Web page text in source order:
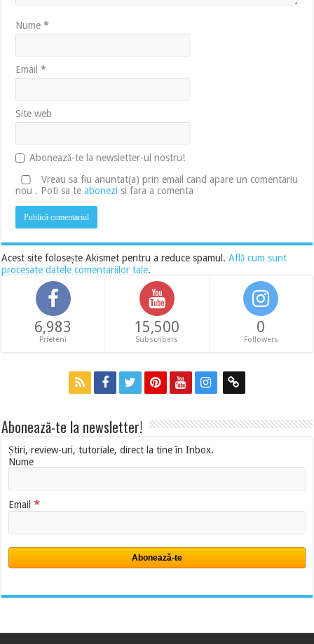
Nume*
Email*
Site web
Abonează-te la newsletter-ul nostru!
Vreau sa fiu anuntat(a) prin email cand apare un comentariu
nou . Poti sa teabonezi si fara a comenta
Acest site folosește Akismet pentru a reduce spamul.Află cum sunt
procesate datele comentariilor tale.
6,983
Prieteni
15,500
Subscribers
0
Followers
Abonează-te la newsletter!
Știri, review-uri, tutoriale, direct la tine în Inbox.
Nume
Email*